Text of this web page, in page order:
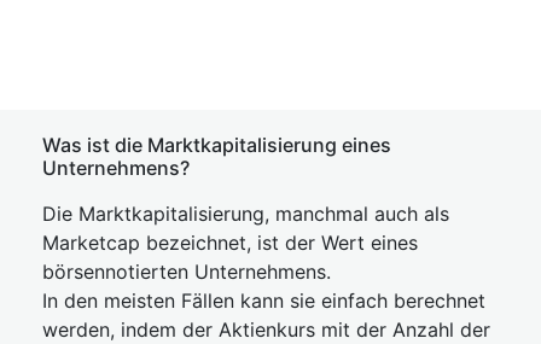
Was ist die Marktkapitalisierung eines
Unternehmens?
Die Marktkapitalisierung, manchmal auch als
Marketcap bezeichnet, ist der Wert eines
börsennotierten Unternehmens.
In den meisten Fällen kann sie einfach berechnet
werden, indem der Aktienkurs mit der Anzahl der